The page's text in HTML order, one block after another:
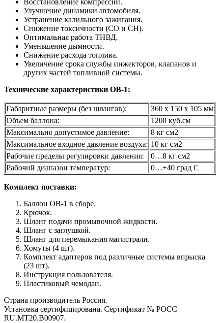
Восстановление компрессии.
Улучшение динамики автомобиля.
Устранение калильного зажигания.
Снижение токсичности (СО и СН).
Оптимальная работа ТНВД.
Уменьшение дымности.
Снижение расхода топлива.
Увеличение срока службы инжекторов, клапанов и
других частей топливной системы.
Технические характеристики ОВ-1:
Габаритные размеры (без шлангов):
360 х 150 х 105 мм
Объем баллона:
1200 куб.см
Максимально допустимое давление:
8 кг см2
Максимальное входное давление воздуха: 10 кг см2
Рабочие пределы регулировки давления:
0…8 кг см2
Рабочий диапазон температур:
0…+40 град С
Комплект поставки:
Баллон ОВ-1 в сборе.
Крючок.
Шланг подачи промывочной жидкости.
Шланг с заглушкой.
Шланг для перемыкания магистрали.
Хомуты (4 шт).
Комплект адаптеров под различные системы впрыска
(23 шт).
Инструкция пользователя.
Пластиковый чемодан.
Страна производитель Россия.
Установка сертифицирована. Сертификат № РОСС
RU.МТ20.В00907.